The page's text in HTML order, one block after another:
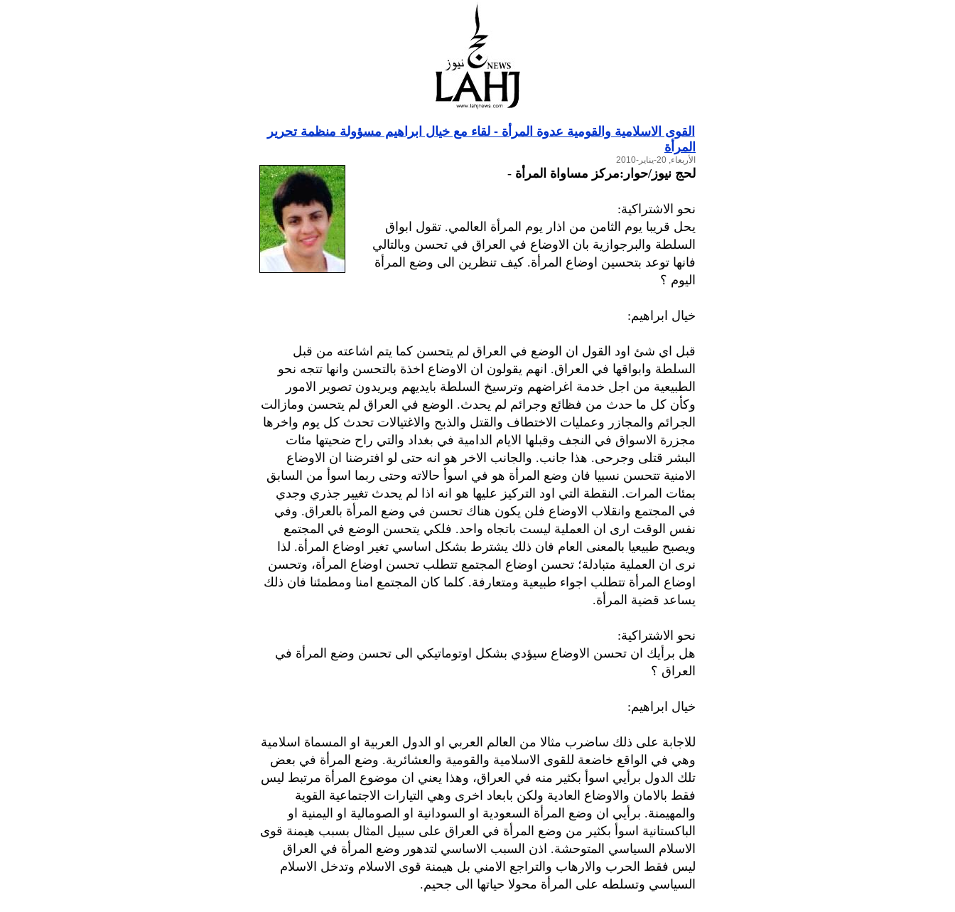
القوى الاسلامية والقومية عدوة المرأة - لقاء مع خيال ابراهيم مسؤولة منظمة تحرير
المرأة
الأربعاء, 20-يناير-2010
لحج نيوز/حوار:مركز مساواة المرأة -
نحو الاشتراكية:
يحل قريبا يوم الثامن من اذار يوم المرأة العالمي. تقول ابواق
السلطة والبرجوازية بان الاوضاع في العراق في تحسن وبالتالي
فانها توعد بتحسين اوضاع المرأة. كيف تنظرين الى وضع المرأة
اليوم ؟
خيال ابراهيم:
قبل اي شئ اود القول ان الوضع في العراق لم يتحسن كما يتم اشاعته من قبل
السلطة وابواقها في العراق. انهم يقولون ان الاوضاع اخذة بالتحسن وانها تتجه نحو
الطبيعية من اجل خدمة اغراضهم وترسيخ السلطة بايديهم ويريدون تصوير الامور
وكأن كل ما حدث من فظائع وجرائم لم يحدث. الوضع في العراق لم يتحسن ومازالت
الجرائم والمجازر وعمليات الاختطاف والقتل والذبح والاغتيالات تحدث كل يوم واخرها
مجزرة الاسواق في النجف وقبلها الايام الدامية في بغداد والتي راح ضحيتها مئات
البشر قتلى وجرحى. هذا جانب. والجانب الاخر هو انه حتى لو افترضنا ان الاوضاع
الامنية تتحسن نسبيا فان وضع المرأة هو في اسوأ حالاته وحتى ربما اسوأ من السابق
بمئات المرات. النقطة التي اود التركيز عليها هو انه اذا لم يحدث تغيير جذري وجدي
في المجتمع وانقلاب الاوضاع فلن يكون هناك تحسن في وضع المرأة بالعراق. وفي
نفس الوقت ارى ان العملية ليست باتجاه واحد. فلكي يتحسن الوضع في المجتمع
ويصبح طبيعيا بالمعنى العام فان ذلك يشترط بشكل اساسي تغير اوضاع المرأة. لذا
نرى ان العملية متبادلة؛ تحسن اوضاع المجتمع تتطلب تحسن اوضاع المرأة، وتحسن
اوضاع المرأة تتطلب اجواء طبيعية ومتعارفة. كلما كان المجتمع امنا ومطمئنا فان ذلك
يساعد قضية المرأة.
نحو الاشتراكية:
هل برأيك ان تحسن الاوضاع سيؤدي بشكل اوتوماتيكي الى تحسن وضع المرأة في
العراق ؟
خيال ابراهيم:
للاجابة على ذلك ساضرب مثالا من العالم العربي او الدول العربية او المسماة اسلامية
وهي في الواقع خاضعة للقوى الاسلامية والقومية والعشائرية. وضع المرأة في بعض
تلك الدول برأيي اسوأ بكثير منه في العراق، وهذا يعني ان موضوع المرأة مرتبط ليس
فقط بالامان والاوضاع العادية ولكن بابعاد اخرى وهي التيارات الاجتماعية القوية
والمهيمنة. برأيي ان وضع المرأة السعودية او السودانية او الصومالية او اليمنية او
الباكستانية اسوأ بكثير من وضع المرأة في العراق على سبيل المثال بسبب هيمنة قوى
الاسلام السياسي المتوحشة. اذن السبب الاساسي لتدهور وضع المرأة في العراق
ليس فقط الحرب والارهاب والتراجع الامني بل هيمنة قوى الاسلام وتدخل الاسلام
السياسي وتسلطه على المرأة محولا حياتها الى جحيم.